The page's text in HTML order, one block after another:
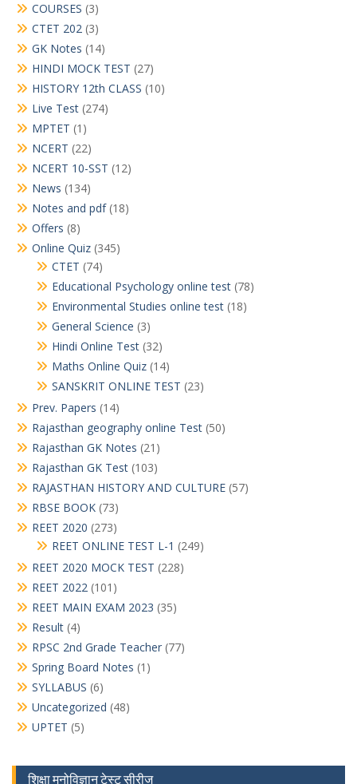
COURSES (3)
CTET 202 (3)
GK Notes (14)
HINDI MOCK TEST (27)
HISTORY 12th CLASS (10)
Live Test (274)
MPTET (1)
NCERT (22)
NCERT 10-SST (12)
News (134)
Notes and pdf(18)
Offers (8)
Online Quiz (345)
CTET (74)
Educational Psychology online test (78)
Environmental Studies online test (18)
General Science (3)
Hindi Online Test (32)
Maths Online Quiz (14)
SANSKRIT ONLINE TEST (23)
Prev. Papers (14)
Rajasthan geography online Test (50)
Rajasthan GK Notes (21)
Rajasthan GK Test (103)
RAJASTHAN HISTORY AND CULTURE (57)
RBSE BOOK (73)
REET 2020 (273)
REET ONLINE TEST L-1 (249)
REET 2020 MOCK TEST (228)
REET 2022 (101)
REET MAIN EXAM 2023 (35)
Result (4)
RPSC 2nd Grade Teacher (77)
Spring Board Notes (1)
SYLLABUS (6)
Uncategorized (48)
UPTET (5)
शिक्षा मनोविज्ञान टेस्ट सीरीज